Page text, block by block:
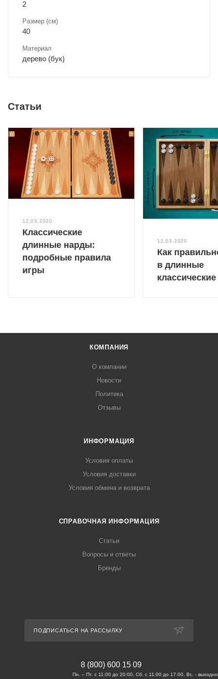
2
Размер (см)
40
Материал
дерево (бук)
Статьи
12.03.2020
Классические
длинные нарды:
подробные правила
игры
12.03.2020
Как
в длинные
КОМПАНИЯ
О компании
Новости
Политика
Отзывы
ИНФОРМАЦИЯ
Условия оплаты
Условия доставки
Условия обмена и возврата
СПРАВОЧНАЯ ИНФОРМАЦИЯ
Статьи
Вопросы и ответы
Бренды
ПОДПИСАТЬСЯ НА РАССЫЛКУ
8 (800) 600 15 09